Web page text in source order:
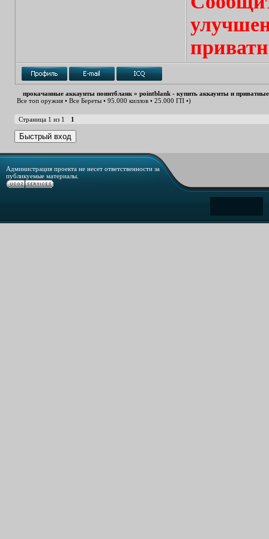
прокачанные аккаунты поинтбланк » pointblank - купить аккаунты и
Все топ оружия • Все Береты • 95.000 киллов • 25.000 ГП •)
Страница 1 из 1 1
Администрация проекта не несет ответственности за
публикуемые материалы.